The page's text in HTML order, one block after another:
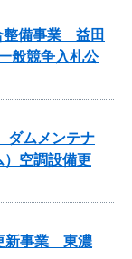
整備事業 益田
般競争入札公
ダムメンテナ
）空調設備更
新事業 東濃